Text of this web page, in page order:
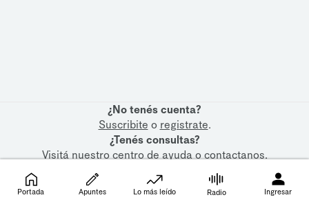
¿No tenés cuenta?
Suscribite o registrate.
¿Tenés consultas?
Visitá nuestrocentro de ayudaocontactanos.
Portada Apuntes Lo más leído Radio Ingresar